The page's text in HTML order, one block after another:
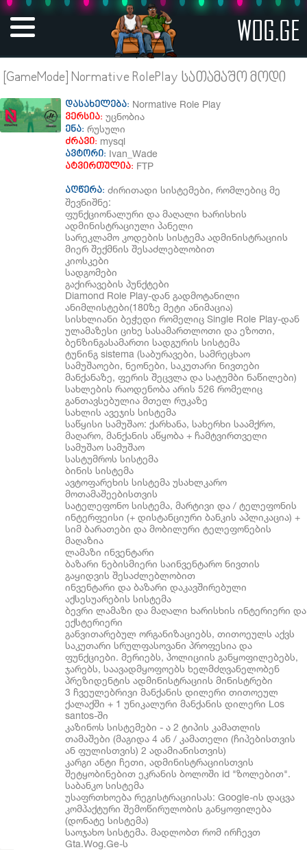
WOG.GE
[GameMode] Normative RolePlay სათამაშო მოდი
დასახელება: Normative Role Play
ვერსია: უცნობია
ენა: რუსული
ძრავი: mysql
ავტორი: Ivan_Wade
ატვირთულია: FTP
აღწერა: ძირითადი სისტემები, რომლებიც მე
შევნიშნე:
ფუნქციონალური და მაღალი ხარისხის
ადმინისტრაციული პანელი
სარეკლამო კოდების სისტემა ადმინისტრაციის
მიერ შექმნის შესაძლებლობით
კიოსკები
სადგომები
გაქირავების პუნქტები
Diamond Role Play-დან გადმოტანილი
ანიმლისტები(180ზე მეტი ანიმაცია)
სისხლიანი ბეჭედი რომელიც Single Role Play-დან
ულამაზესი ციხე სასამართლოთი და ეზოთი,
ბენზინგასამართი სადგურის სისტემა
ტუნინგ sistema (საბურავები, სამრეცხაო
სამუშაოები, ნეონები, საკუთარი ნივთები
მანქანაზე, ფერის შეცვლა და სატუმბი ნაწილები)
სახლების რაოდენობა არის 526 რომელიც
განთავსებულია მთელ რუკაზე
სახლის ავეჯის სისტემა
საწყისი სამუშაო: ქარხანა, სახერხი საამქრო,
მაღარო, მანქანის აწყობა + ჩამტვირთველი
სამუშაო სამუშაო
სასტუმროს სისტემა
ბინის სისტემა
ავტოფარეხის სისტემა უსახლკარო
მოთამაშეებისთვის
სატელეფონო სისტემა, მარტივი და / ტელეფონის
ინტერფეისი (+ დისტანციური ბანკის აპლიკაცია) +
სიმ ბარათები და მობილური ტელეფონების
მაღაზია
ლამაზი ინვენტარი
ბაზარი ნებისმიერი საინვენტარო ნივთის
გაყიდვის შესაძლებლობით
ინვენტარი და ბაზარი დაკავშირებული
აქსესუარების სისტემა
ბევრი ლამაზი და მაღალი ხარისხის ინტერიერი და
ექსტერიერი
განვითარებულ ორგანიზაციებს, თითოეულს აქვს
საკუთარი სრულფასოვანი პროფესია და
ფუნქციები. მერიებს, პოლიციის განყოფილებებს,
ჯარებს, საავადმყოფოებს ხელმძღვანელობენ
პრეზიდენტის ადმინისტრაციის მინისტრები
3 ჩვეულებრივი მანქანის დილერი თითოეულ
ქალაქში + 1 უნიკალური მანქანის დილერი Los
santos-ში
კაზინოს სისტემები - ა 2 ტიპის კამათლის
თამაშები (მაგიდა 4 ან / კამათელი (ჩიპებისთვის
ან ფულისთვის) 2 ადამიანისთვის)
კარგი ანტი ჩეთი, ადმინისტრაციისთვის
შეტყობინებით ეკრანის ბოლოში id "ზოლებით".
საბანკო სისტემა
უსაფრთხოება რეგისტრაციისას: Google-ის დაცვა
კომპაქტური შემოწირულობის განყოფილება
(დონატე სისტემა)
საოჯახო სისტემა. მადლობთ რომ ირჩევთ
Gta.Wog.Ge-ს